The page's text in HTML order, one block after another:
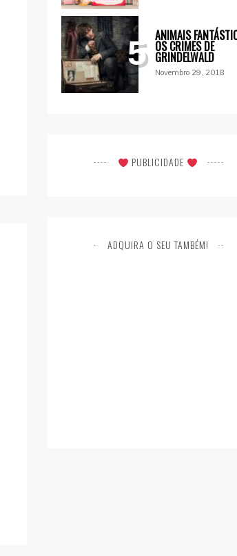
5 ANIMAIS
OS CRIMES DE
GRINDELWALD
Novembro 29, 2018
PUBLICIDADE
ADQUIRA O SEU TAMBÉM!